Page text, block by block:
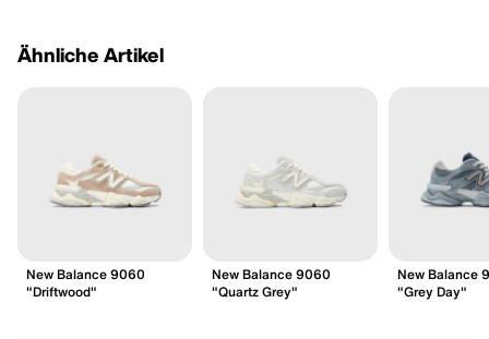
Ähnliche Artikel
New Balance 9060
"Driftwood"
New Balance 9060
"Quartz Grey"
New Balance
"Grey Day"